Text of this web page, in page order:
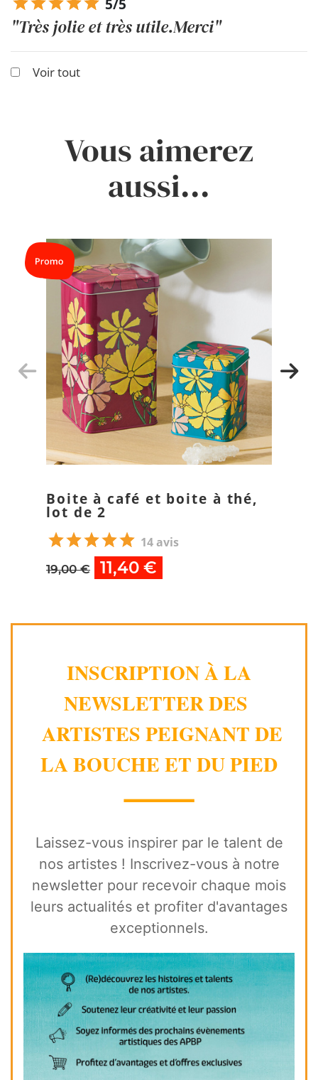
5/5
"Très jolie et très utile.Merci"
Voir tout
Vous aimerez
aussi...
Boite à café et boite à thé,
lot de 2
14 avis
19,00 € 11,40 €
INSCRIPTION À LA
NEWSLETTER DES
ARTISTES PEIGNANT DE
LA BOUCHE ET DU PIED
⸻
Laissez-vous inspirer par le talent de
nos artistes ! Inscrivez-vous à notre
newsletter pour recevoir chaque mois
leurs actualités et profiter d'avantages
exceptionnels.